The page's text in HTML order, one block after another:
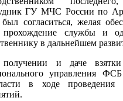
ГУ МЧС России по
согласиться, желая
прохождение службы и
в дальнейшем
и даче
управления
в ходе проведения